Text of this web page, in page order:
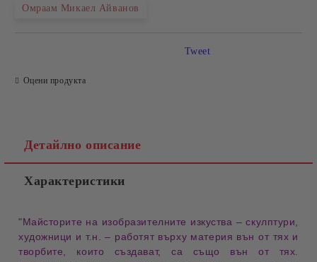
Омраам Микаел Айванов
Оцени продукта
Tweet
Детайлно описание
Характеристики
"Майсторите на изобразителните изкуства –скулптури
художници и т.н. – работят върху материя вън от тях и
творбите, които създават, са също вън от тях.